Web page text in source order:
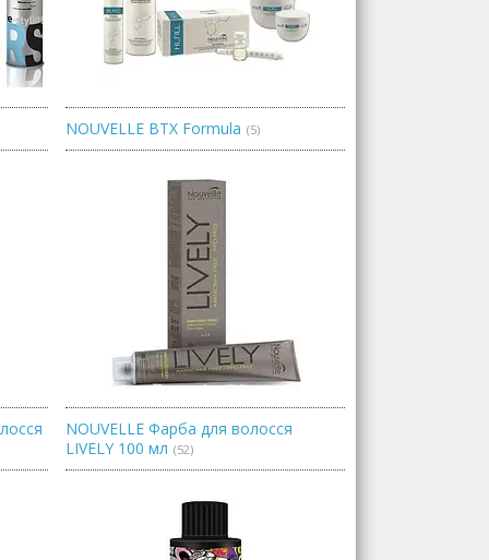
NOUVELLE BTX Formula 5
NOUVELLE Фарба для волосся
LIVELY 100 мл
52